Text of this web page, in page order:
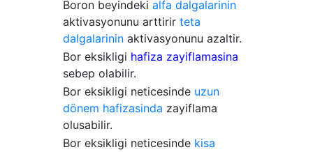
Boron beyindeki alfa dalgalarinin
aktivasyonunu arttirir teta
dalgalarinin aktivasyonunu azaltir.
Bor eksikligi hafiza zayiflamasina
sebep olabilir.
Bor eksikligi neticesinde uzun
dönem hafizasinda zayiflama
olusabilir.
Bor eksikligi neticesinde kisa